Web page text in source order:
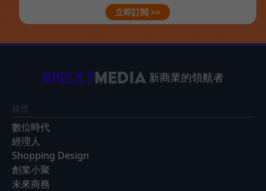
立即訂閱 >>
新商業的領航者
媒體
數位時代
經理人
Shopping Design
創業小聚
未來商務